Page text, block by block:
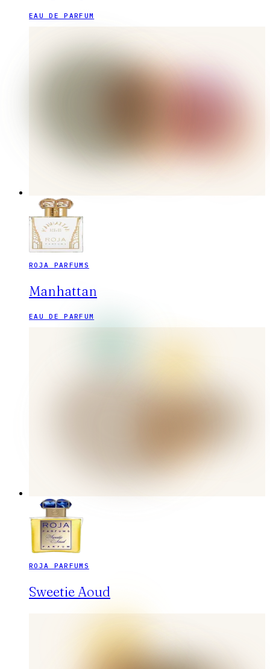
EAU DE PARFUM
ROJA PARFUMS
Manhattan
EAU DE PARFUM
ROJA PARFUMS
Sweetie Aoud